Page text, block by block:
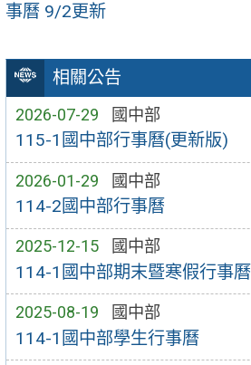
相關公告
2026-07-29 國中部
115-1國中部行事曆(更新版)
2026-01-29 國中部
114-2國中部行事曆
2025-12-15 國中部
114-1國中部期末暨寒假行事曆
2025-08-19 國中部
114-1國中部學生行事曆
事曆 9/2更新